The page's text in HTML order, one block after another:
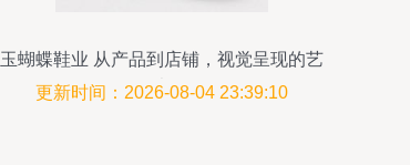
玉蝴蝶鞋业 从产品到店铺，视觉呈现的艺
术
更新时间：2026-08-04 23:39:10